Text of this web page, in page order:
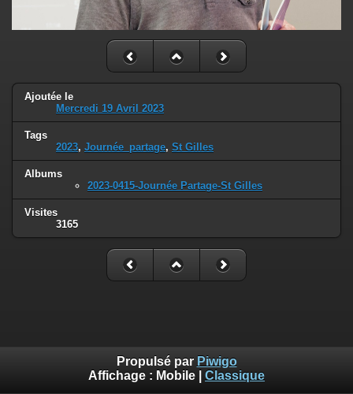
Ajoutée le
Mercredi 19 Avril 2023
Tags
2023, Journée_partage, St Gilles
Albums
2023-0415-Journée Partage-St Gilles
Visites
3165
Propulsé par Piwigo
Affichage : Mobile Classique